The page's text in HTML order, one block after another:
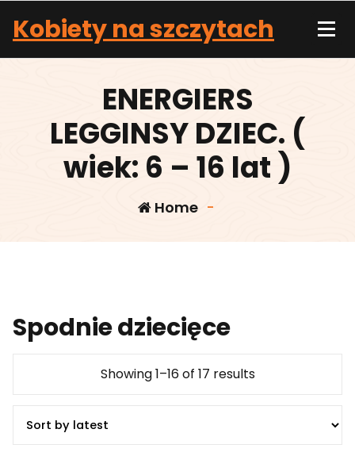
content
Kobiety na szczytach
ENERGIERS
LEGGINSY DZIEC. (
wiek: 6 – 16 lat )
Home -
Spodnie dziecięce
Showing 1–16 of 17 results